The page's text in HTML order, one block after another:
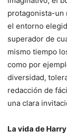
protagonista-un
el entorno
superador de
mismo tiempo
como por
diversidad,
redacción de
una clara
La vida de